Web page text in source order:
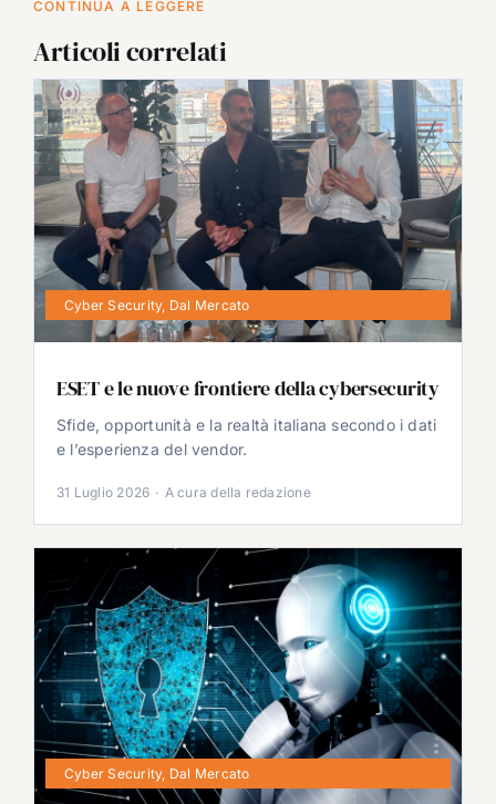
CONTINUA A LEGGERE
Articoli correlati
Cyber Security, Dal Mercato
ESET e le nuove frontiere della cybersecurity
Sfide, opportunità e la realtà italiana secondo i dati
e l’esperienza del vendor.
31 Luglio 2026 · A cura della redazione
Cyber Security, Dal Mercato